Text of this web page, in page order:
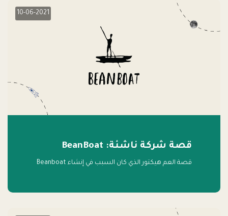
10-06-2021
قصة شركة ناشئة: BeanBoat
قصة العم هيكتور الذي كان السبب في إنشاء Beanboat